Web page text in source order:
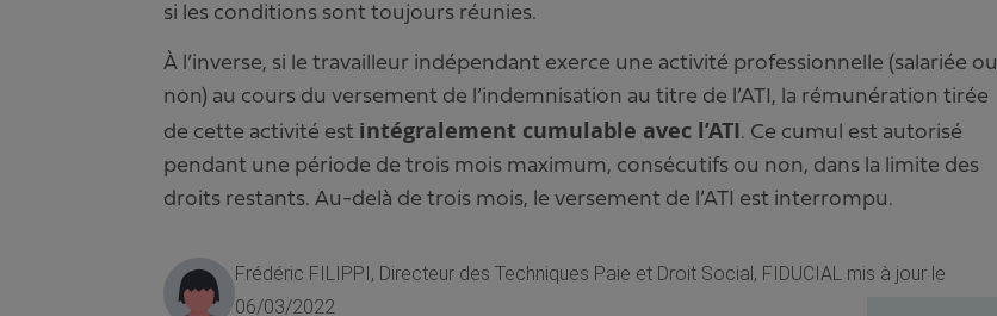
si les conditions sont toujours réunies.
À l’inverse, si le travailleur indépendant exerce une activité professionnelle (salariée ou
non) au cours du versement de l’indemnisation au titre de l’ATI, la rémunération tirée
de cette activité est intégralement cumulable avec l’ATI. Ce cumul est autorisé
pendant une période de trois mois maximum, consécutifs ou non, dans la limite des
droits restants. Au-delà de trois mois, le versement de l’ATI est interrompu.
Frédéric FILIPPI, Directeur des Techniques Paie et Droit Social, FIDUCIAL mis à jour le
06/03/2022